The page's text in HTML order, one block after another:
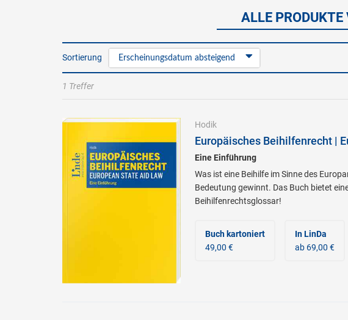
ALLE
Sortierung Erscheinungsdatum absteigend
1 Treffer
Hodik
Europäisches Beihilfenrecht |
Eine Einführung
Was ist eine Beihilfe im Sinne des
Bedeutung gewinnt. Das Buch bietet
Beihilfenrechtsglossar!
Buch kartoniert
49,00 €
In LinDa
ab 69,00 €